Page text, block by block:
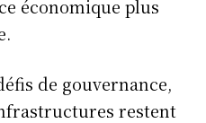
économique plus
de gouvernance,
restent